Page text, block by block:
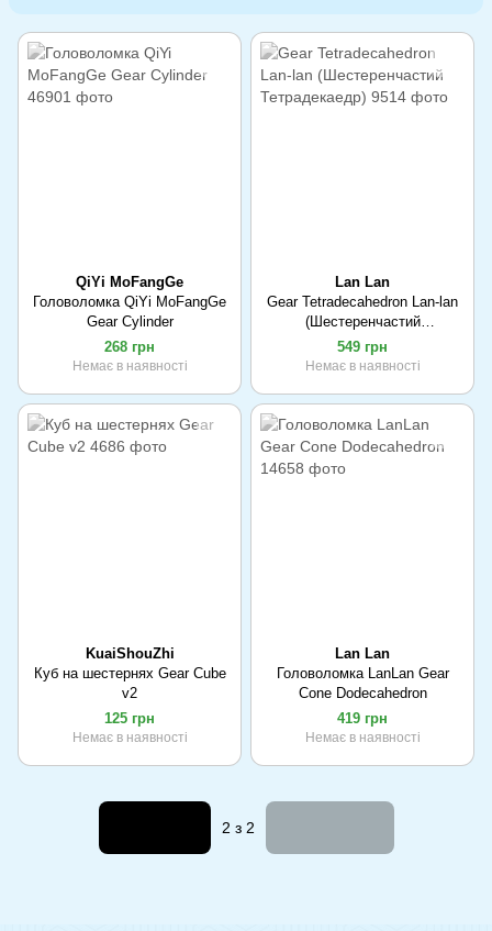
QiYi MoFangGe
Головоломка QiYi MoFangGe
Gear Cylinder
268 грн
Немає в наявності
Lan Lan
Gear Tetradecahedron Lan-lan
(Шестеренчастий
Тетрадекаедр)
549 грн
Немає в наявності
KuaiShouZhi
Куб на шестернях Gear Cube
v2
125 грн
Немає в наявності
Lan Lan
Головоломка LanLan Gear
Cone Dodecahedron
419 грн
Немає в наявності
2 з 2